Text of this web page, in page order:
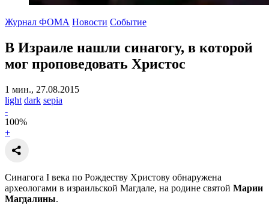
Журнал ФОМА Новости Событие
В Израиле нашли синагогу, в которой
мог проповедовать Христос
1 мин., 27.08.2015
light dark sepia
-
100%
+
Синагога I века по Рождеству Христову обнаружена
археологами в израильской Магдале, на родине святой Марии
Магдалины.